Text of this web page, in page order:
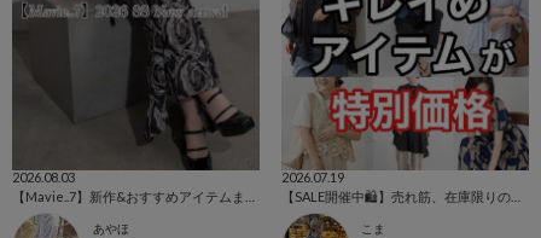
2026.08.03
あやほ
2026.07.19
【SALE開催中🛍️】売れ筋、在庫限りの特価中‼️
こま